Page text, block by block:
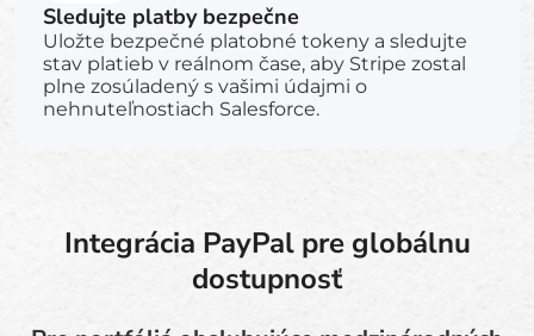
Sledujte platby bezpečne
Uložte bezpečné platobné tokeny a sledujte
stav platieb v reálnom čase, aby Stripe zostal
plne zosúladený s vašimi údajmi o
nehnuteľnostiach Salesforce.
Integrácia PayPal pre globálnu
dostupnosť